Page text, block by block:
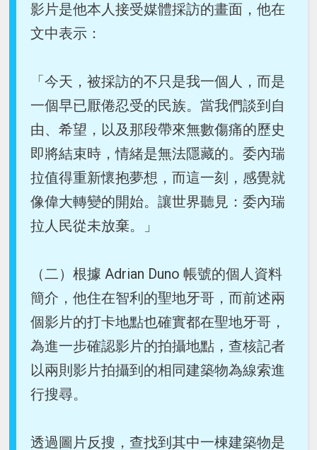
影片是他本人接受媒體採訪的畫面，他在
文中表示：
「今天，被採訪的不只是我一個人，而是
一個早已厭倦忍受的民族。當我們談到自
由、希望，以及那段帶來無數傷痛的歷史
即將結束時，情緒是無法隱藏的。委內瑞
拉值得重新懷抱夢想，而這一刻，感覺就
像偉大轉變的開始。讓世界聽見：委內瑞
拉人民從未放棄。」
（二）根據 Adrian Duno 帳號的個人資料
簡介，他住在智利的聖地牙哥，而前述兩
個影片的打卡地點也確實都在聖地牙哥，
為進一步確認影片的拍攝地點，查核記者
以兩則影片拍攝到的相同建築物為線索進
行搜尋。
透過圖片反搜，查找到其中一棟建築物是